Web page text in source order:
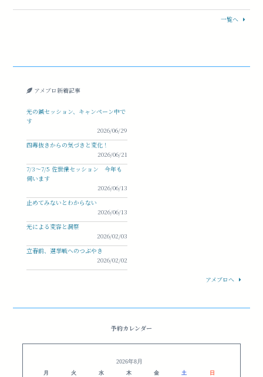
一覧へ
アメブロ新着記事
光の鍼セッション、キャンペーン中で
す
2026/06/29
四毒抜きからの気づきと変化！
2026/06/21
7/3〜7/5 佐世保セッション 今年も
伺います
2026/06/13
止めてみないとわからない
2026/06/13
光による変容と洞察
2026/02/03
立春前、選挙戦へのつぶやき
2026/02/02
アメブロへ
予約カレンダー
2026年8月
月 火 水 木 金 土 日